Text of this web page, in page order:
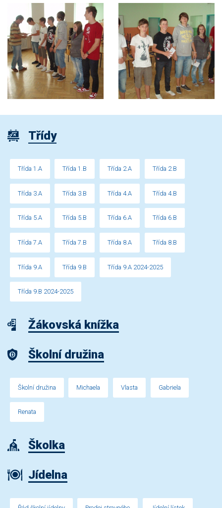
Třídy
Třída 1.A Třída 1.B Třída 2.A Třída 2.B
Třída 3.A Třída 3.B Třída 4.A Třída 4.B
Třída 5.A Třída 5.B Třída 6.A Třída 6.B
Třída 7.A Třída 7.B Třída 8.A Třída 8.B
Třída 9.A Třída 9.B Třída 9.A 2024-2025
Třída 9.B 2024-2025
Žákovská knížka
Školní družina
Školní družina Michaela Vlasta Gabriela
Renata
Školka
Jídelna